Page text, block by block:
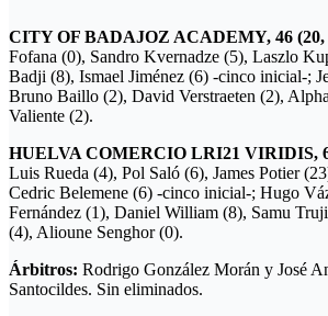
CITY OF BADAJOZ ACADEMY, 46 (20,
Fofana (0), Sandro Kvernadze (5), Laszlo
Badji (8), Ismael Jiménez (6) -cinco inicial-;
Bruno Baillo (2), David Verstraeten (2),
Valiente (2).
HUELVA COMERCIO LRI21 VIRIDIS,
Luis Rueda (4), Pol Saló (6), James Potier
Cedric Belemene (6) -cinco inicial-; Hugo
Fernández (1), Daniel William (8), Samu
(4), Alioune Senghor (0).
Árbitros: Rodrigo González Morán y José
Santocildes. Sin eliminados.